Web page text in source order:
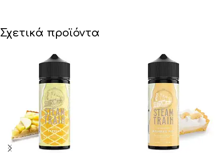
Σχετικά προϊόντα